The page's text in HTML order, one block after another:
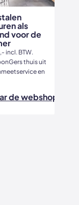
als
voor de
incl. BTW.
thuis uit
en
de webshop